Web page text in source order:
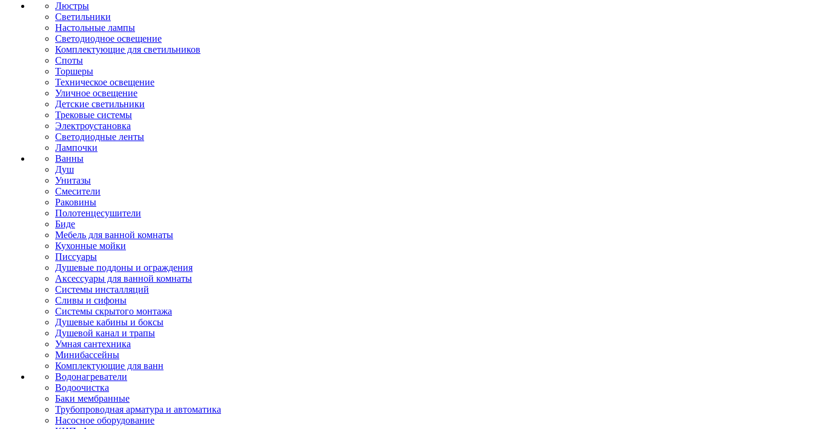
Люстры
Светильники
Настольные лампы
Светодиодное освещение
Комплектующие для светильников
Споты
Торшеры
Техническое освещение
Уличное освещение
Детские светильники
Трековые системы
Электроустановка
Светодиодные ленты
Лампочки
Ванны
Душ
Унитазы
Смесители
Раковины
Полотенцесушители
Биде
Мебель для ванной комнаты
Кухонные мойки
Писсуары
Душевые поддоны и ограждения
Аксессуары для ванной комнаты
Системы инсталляций
Сливы и сифоны
Системы скрытого монтажа
Душевые кабины и боксы
Душевой канал и трапы
Умная сантехника
Минибассейны
Комплектующие для ванн
Водонагреватели
Водоочистка
Баки мембранные
Трубопроводная арматура и автоматика
Насосное оборудование